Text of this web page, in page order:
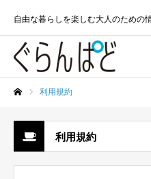
自由な暮らしを楽しむ大人のための
利用規約
利用規約